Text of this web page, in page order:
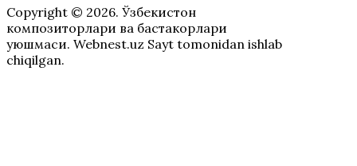
Copyright © 2026. Ўзбекистон
композиторлари ва бастакорлари
уюшмаси. Webnest.uz Sayt tomonidan ishlab
chiqilgan.